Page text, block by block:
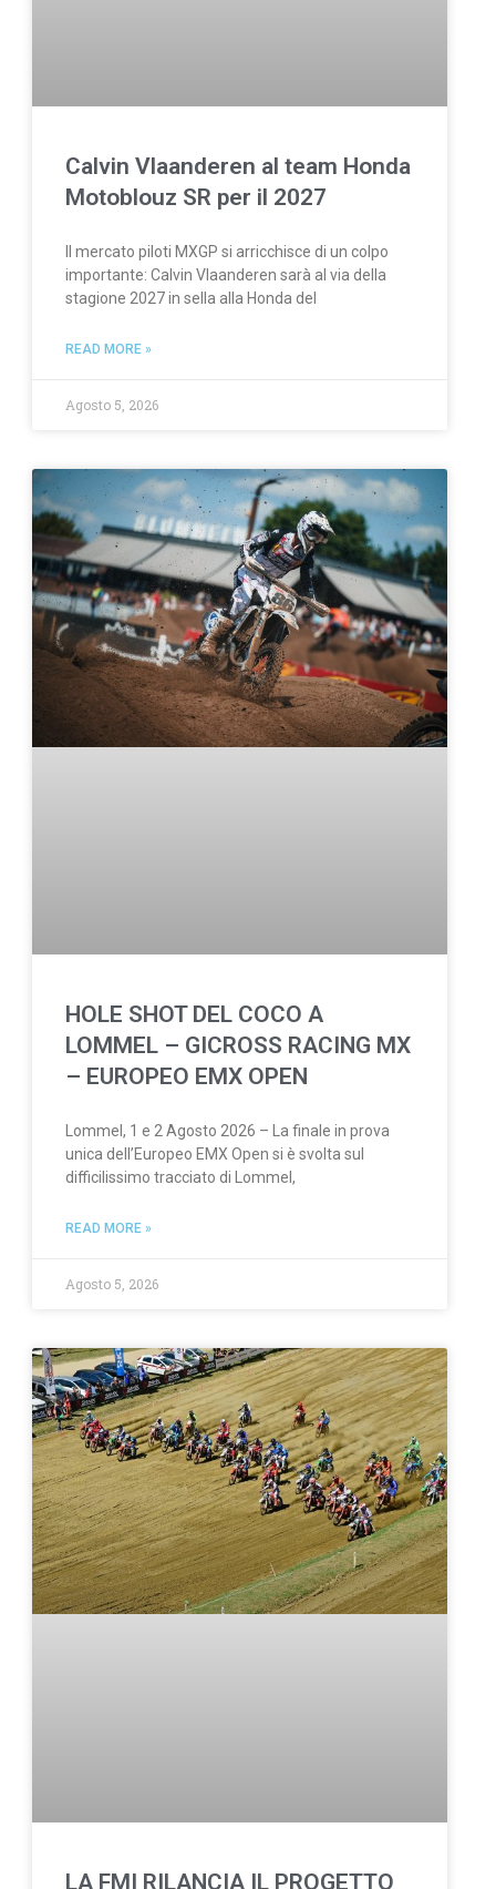
Calvin Vlaanderen al team Honda
Motoblouz SR per il 2027
Il mercato piloti MXGP si arricchisce di un colpo
importante: Calvin Vlaanderen sarà al via della
stagione 2027 in sella alla Honda del
READ MORE »
Agosto 5, 2026
HOLE SHOT DEL COCO A
LOMMEL – GICROSS RACING MX
– EUROPEO EMX OPEN
Lommel, 1 e 2 Agosto 2026 – La finale in prova
unica dell’Europeo EMX Open si è svolta sul
difficilissimo tracciato di Lommel,
READ MORE »
Agosto 5, 2026
LA FMI RILANCIA IL PROGETTO